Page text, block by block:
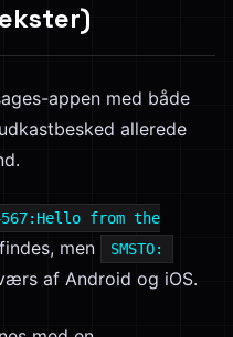
appen med både
allerede
from the
men SMSTO:
af Android og iOS.